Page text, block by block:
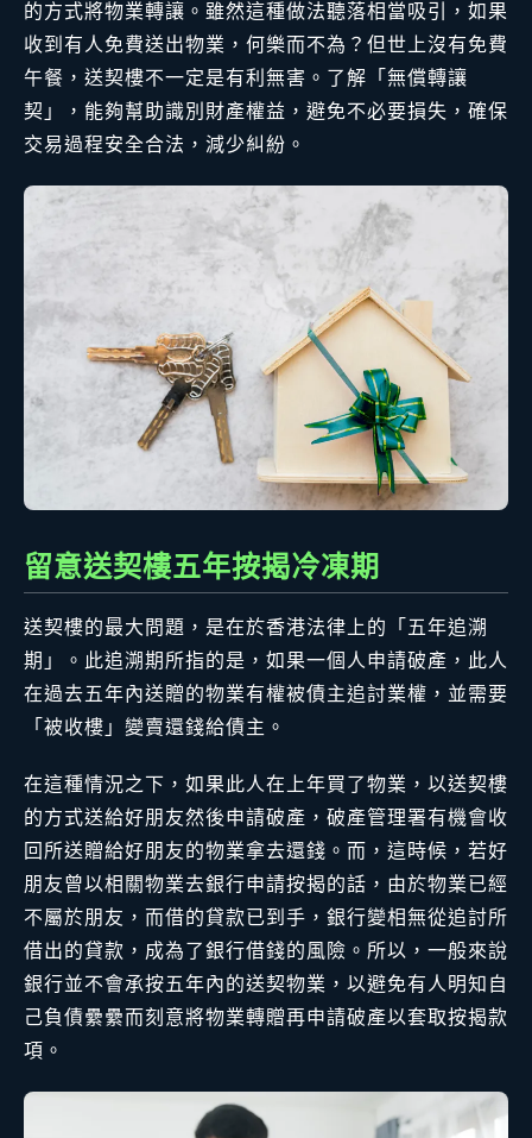
的方式將物業轉讓。雖然這種做法聽落相當吸引，如果
收到有人免費送出物業，何樂而不為？但世上沒有免費
午餐，送契樓不一定是有利無害。了解「無償轉讓
契」，能夠幫助識別財產權益，避免不必要損失，確保
交易過程安全合法，減少糾紛。
留意送契樓五年按揭冷凍期
送契樓的最大問題，是在於香港法律上的「五年追溯
期」。此追溯期所指的是，如果一個人申請破產，此人
在過去五年內送贈的物業有權被債主追討業權，並需要
「被收樓」變賣還錢給債主。
在這種情況之下，如果此人在上年買了物業，以送契樓
的方式送給好朋友然後申請破產，破產管理署有機會收
回所送贈給好朋友的物業拿去還錢。而，這時候，若好
朋友曾以相關物業去銀行申請按揭的話，由於物業已經
不屬於朋友，而借的貸款已到手，銀行變相無從追討所
借出的貸款，成為了銀行借錢的風險。所以，一般來說
銀行並不會承按五年內的送契物業，以避免有人明知自
己負債纍纍而刻意將物業轉贈再申請破產以套取按揭款
項。